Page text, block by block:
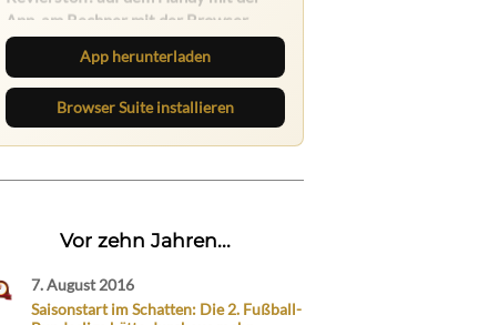
Beiträge und behalte neue Texte
direkt im Browser im Blick.
App herunterladen
Browser Suite installieren
Vor zehn Jahren...
7. August 2016
Saisonstart im Schatten: Die 2. Fußball-